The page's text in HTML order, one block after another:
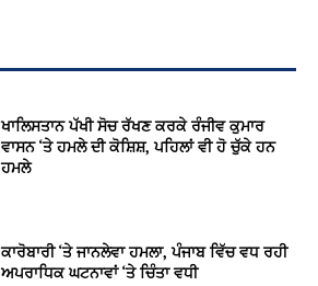
ਖਾਲਿਸਤਾਨ ਪੱਖੀ ਸੋਚ ਰੱਖਣ ਕਰਕੇ ਰੰਜੀਵ ਕੁਮਾਰ
ਵਾਸਨ ‘ਤੇ ਹਮਲੇ ਦੀ ਕੋਸ਼ਿਸ਼, ਪਹਿਲਾਂ ਵੀ ਹੋ ਚੁੱਕੇ ਹਨ
ਹਮਲੇ
ਕਾਰੋਬਾਰੀ ‘ਤੇ ਜਾਨਲੇਵਾ ਹਮਲਾ, ਪੰਜਾਬ ਵਿੱਚ ਵਧ ਰਹੀ
ਅਪਰਾਧਿਕ ਘਟਨਾਵਾਂ ‘ਤੇ ਚਿੰਤਾ ਵਧੀ